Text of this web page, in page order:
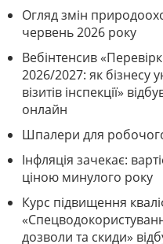
Огляд змін
червень 2026 року
Вебінтенсив
2026/2027: як бізнесу
візитів інспекції»
онлайн
Шпалери для
Інфляція зачекає:
ціною минулого року
Курс підвищення
дозволи та скиди»